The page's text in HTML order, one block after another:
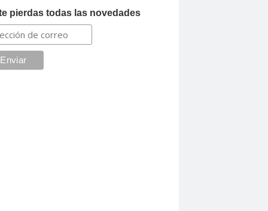
pierdas todas las novedades